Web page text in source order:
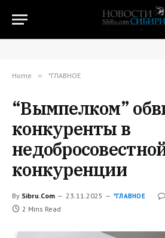
Home » *ГЛАВНОЕ
“Вымпелком”
конкуренты в
конкуренции
By Sibru.Com 23.11.2025 *ГЛАВНОЕ
2 Mins Read